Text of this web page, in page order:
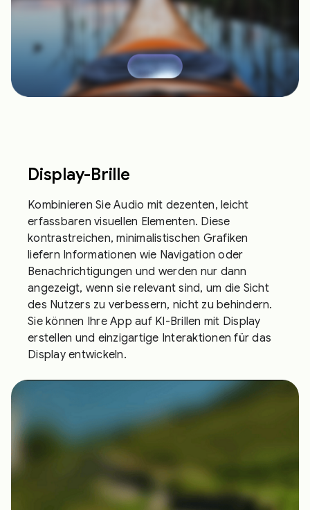
Display-Brille
Kombinieren Sie Audio mit dezenten, leicht
erfassbaren visuellen Elementen. Diese
kontrastreichen, minimalistischen Grafiken
liefern Informationen wie Navigation oder
Benachrichtigungen und werden nur dann
angezeigt, wenn sie relevant sind, um die Sicht
des Nutzers zu verbessern, nicht zu behindern.
Sie können Ihre App auf KI-Brillen mit Display
erstellen und einzigartige Interaktionen für das
Display entwickeln.